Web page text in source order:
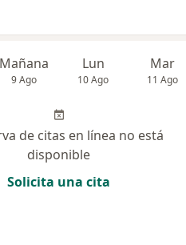
Mañana
9 Ago
Lun
10 Ago
Mar
11 Ago
de citas en línea no está
disponible
Solicita una cita